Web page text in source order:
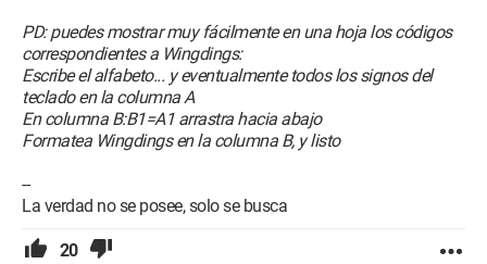
PD: puedes mostrar muy fácilmente en una hoja los códigos
correspondientes a Wingdings:
Escribe el alfabeto... y eventualmente todos los signos del
teclado en la columna A
En columna B:B1=A1 arrastra hacia abajo
Formatea Wingdings en la columna B, y listo
--
La verdad no se posee, solo se busca
20